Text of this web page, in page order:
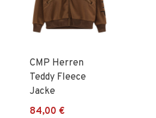
CMP Herren
Teddy Fleece
Jacke
84,00 €